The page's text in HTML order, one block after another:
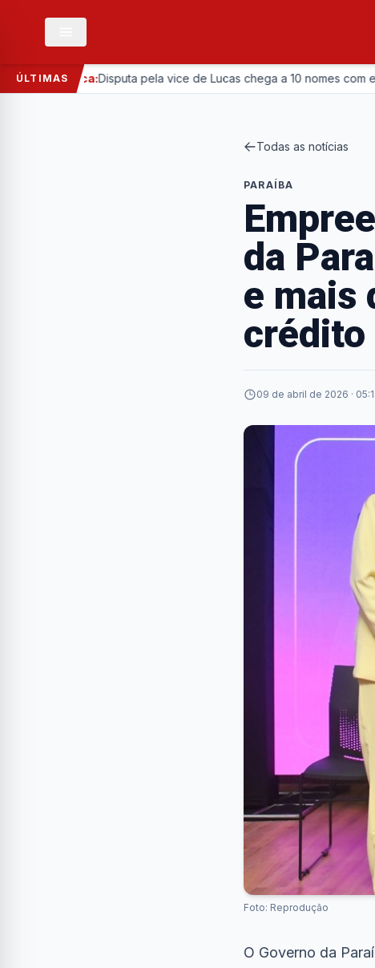
ÚLTIMAS
Política:Disputa pela vice de Lucas chega a 10 nomes com
Todas as notícias
PARAÍBA
da
e mais
crédito
09 de abril de 2026 ·
Foto: Reprodução
O Governo da